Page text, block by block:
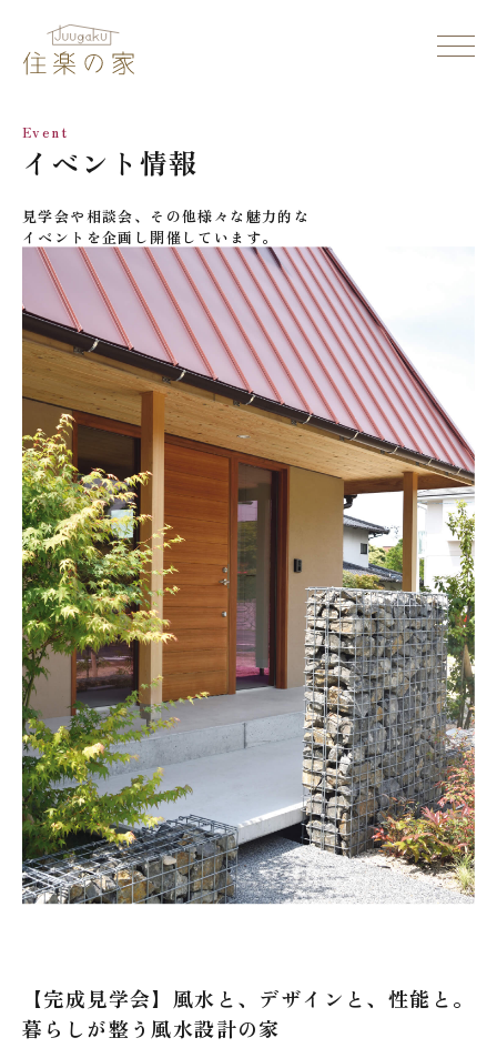
イベント情報
Event
見学会や相談会、その他様々な魅力的な
イベントを企画し開催しています。
【完成見学会】風水と、デザインと、性能と。
暮らしが整う風水設計の家